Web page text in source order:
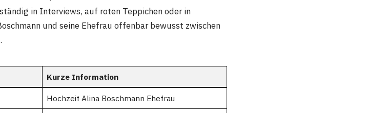
in Interviews, auf roten Teppichen oder in
und seine Ehefrau offenbar bewusst zwischen
Kurze Information
Hochzeit Alina Boschmann Ehefrau